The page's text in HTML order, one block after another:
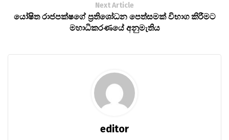
Next Article
යෝෂිත රාජපක්ෂගේ ප්‍රතිශෝධන පෙත්සමක් විභාග කිරීමට
මහාධිකරණයේ අනුමැතිය
editor